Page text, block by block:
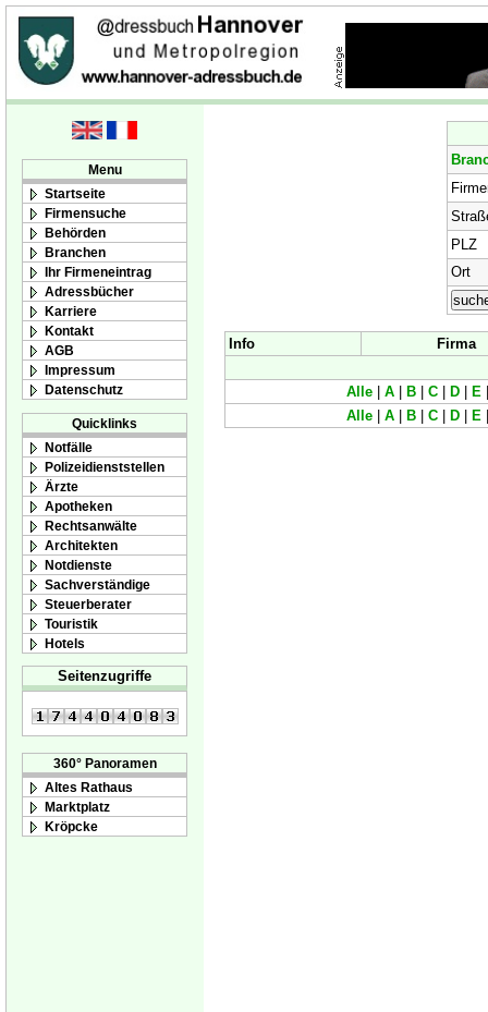
Menu
Startseite
Firmensuche
Behörden
Branchen
Ihr Firmeneintrag
Adressbücher
Karriere
Kontakt
AGB
Impressum
Datenschutz
Quicklinks
Notfälle
Polizeidienststellen
Ärzte
Apotheken
Rechtsanwälte
Architekten
Notdienste
Sachverständige
Steuerberater
Touristik
Hotels
Seitenzugriffe
360° Panoramen
Altes Rathaus
Marktplatz
Kröpcke
PLZ
Ort
Info Firma
Alle A B C D E
Alle
A B C D E